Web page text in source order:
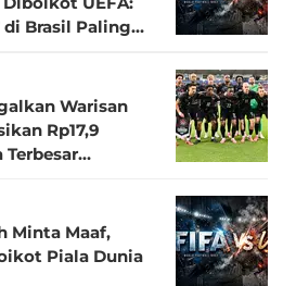
Brasil Paling
Warisan
Rp17,9
Minta Maaf,
Piala Dunia